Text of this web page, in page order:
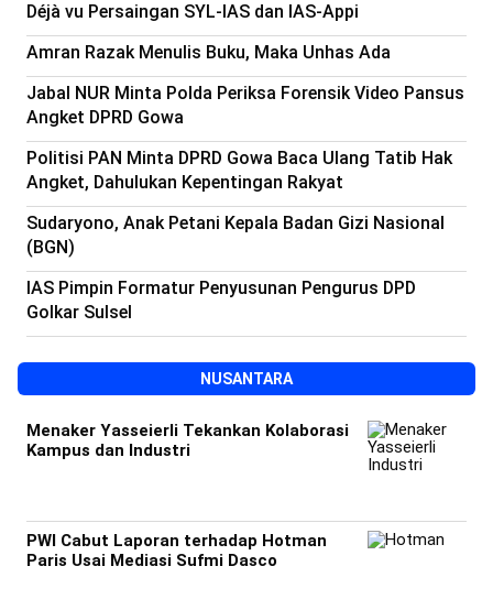
Déjà vu Persaingan SYL-IAS dan IAS-Appi
Amran Razak Menulis Buku, Maka Unhas Ada
Jabal NUR Minta Polda Periksa Forensik Video Pansus
Angket DPRD Gowa
Politisi PAN Minta DPRD Gowa Baca Ulang Tatib Hak
Angket, Dahulukan Kepentingan Rakyat
Sudaryono, Anak Petani Kepala Badan Gizi Nasional
(BGN)
IAS Pimpin Formatur Penyusunan Pengurus DPD
Golkar Sulsel
NUSANTARA
Menaker Yasseierli Tekankan Kolaborasi
Kampus dan Industri
PWI Cabut Laporan terhadap Hotman
Paris Usai Mediasi Sufmi Dasco